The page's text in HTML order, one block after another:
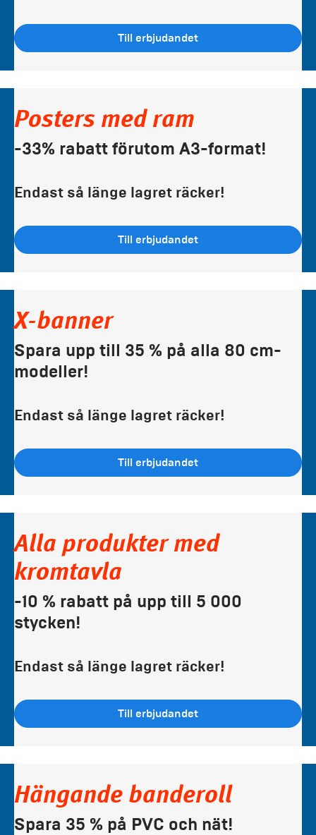
Till erbjudandet
Posters med ram
-33% rabatt förutom A3-format!
Endast så länge lagret räcker!
Till erbjudandet
X-banner
Spara upp till 35 % på alla 80 cm-
modeller!
Endast så länge lagret räcker!
Till erbjudandet
Alla produkter med
kromtavla
-10 % rabatt på upp till 5 000
stycken!
Endast så länge lagret räcker!
Till erbjudandet
Hängande banderoll
Spara 35 % på PVC och nät!